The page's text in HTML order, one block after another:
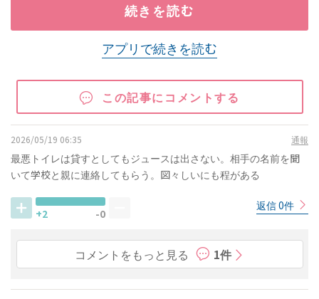
続きを読む
アプリで続きを読む
この記事にコメントする
2026/05/19 06:35 通報
最悪トイレは貸すとしてもジュースは出さない。相手の名前を聞
いて学校と親に連絡してもらう。図々しいにも程がある
+2 -0
返信 0件
コメントをもっと見る 1件